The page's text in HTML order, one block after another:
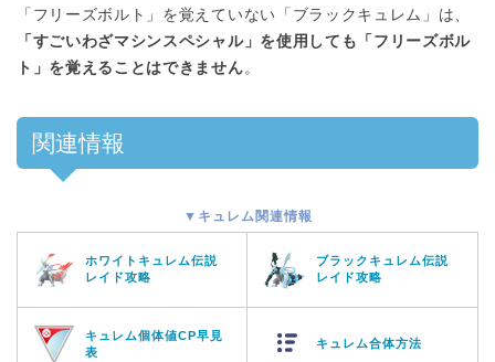
「フリーズボルト」を覚えていない「ブラックキュレム」は、
「すごいわざマシンスペシャル」を使用しても「フリーズボル
ト」を覚えることはできません 。
関連情報
▼キュレム関連情報
ホワイトキュレム伝説
レイド攻略
ブラックキュレム伝説
レイド攻略
キュレム個体値CP早見
表
キュレム合体方法